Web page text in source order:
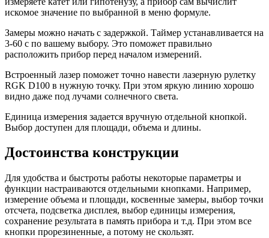
искомое значение по выбранной в меню формуле.
Замеры можно начать с задержкой. Таймер устанавливается на
3-60 с по вашему выбору. Это поможет правильно
расположить прибор перед началом измерений.
Встроенный лазер поможет точно навести лазерную рулетку
RGK D100 в нужную точку. При этом яркую линию хорошо
видно даже под лучами солнечного света.
Единица измерения задается вручную отдельной кнопкой.
Выбор доступен для площади, объема и длины.
Достоинства конструкции
Для удобства и быстроты работы некоторые параметры и
функции настраиваются отдельными кнопками. Например,
измерение объема и площади, косвенные замеры, выбор точки
отсчета, подсветка дисплея, выбор единицы измерения,
сохранение результата в память прибора и т.д. При этом все
кнопки прорезиненные, а потому не скользят.